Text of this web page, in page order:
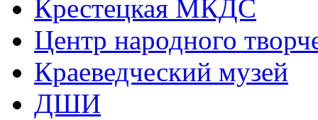
Крестецкая МКДС
Центр народного
Краеведческий музей
ДШИ